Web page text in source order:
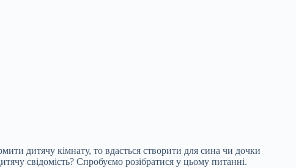
дитячу кімнату, то вдасться створити для сина чи дочки
свідомість? Спробуємо розібратися у цьому питанні.